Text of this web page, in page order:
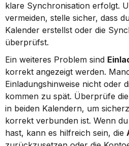
klare Synchronisation erfolgt.
vermeiden, stelle sicher, dass
Kalender erstellst oder die
überprüfst.
Ein weiteres Problem sind
korrekt angezeigt werden.
Einladungshinweise nicht oder
kommen zu spät. Überprüfe die
in beiden Kalendern, um
korrekt verbunden ist. Wenn
hast, kann es hilfreich sein, die